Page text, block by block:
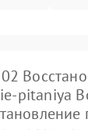
pitaniya